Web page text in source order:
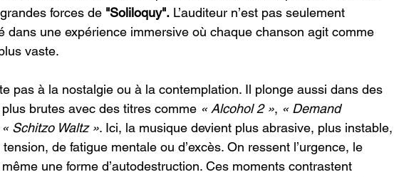
forces de "Soliloquy". L’auditeur n’est pas seulement
dans une expérience immersive où chaque chanson agit comme
vaste.
pas à la nostalgie ou à la contemplation. Il plonge aussi dans des
brutes avec des titres comme « Alcohol 2 », « Demand
« Schitzo Waltz ». Ici, la musique devient plus abrasive, plus instable,
de fatigue mentale ou d’excès. On ressent l’urgence, le
une forme d’autodestruction. Ces moments contrastent